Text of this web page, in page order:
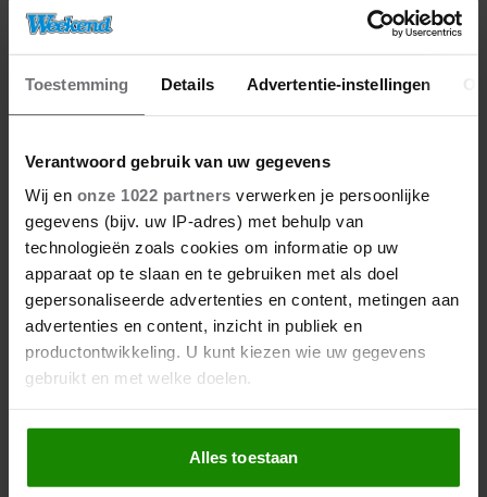
Toestemming Details Advertentie-instellingen
Verantwoord gebruik van uw gegevens
Wij en onze 1022 partners verwerken je persoonlijke
gegevens (bijv. uw IP-adres) met behulp van
technologieën zoals cookies om informatie op uw
apparaat op te slaan en te gebruiken met als doel
gepersonaliseerde advertenties en content, metingen aan
advertenties en content, inzicht in publiek en
productontwikkeling. U kunt kiezen wie uw gegevens
gebruikt en met welke doelen.
Als u het toestaat, willen we ook graag:
Informatie verzamelen over uw geografische
locatie, die tot een paar meter nauwkeurig kan zijn
Alles toestaan